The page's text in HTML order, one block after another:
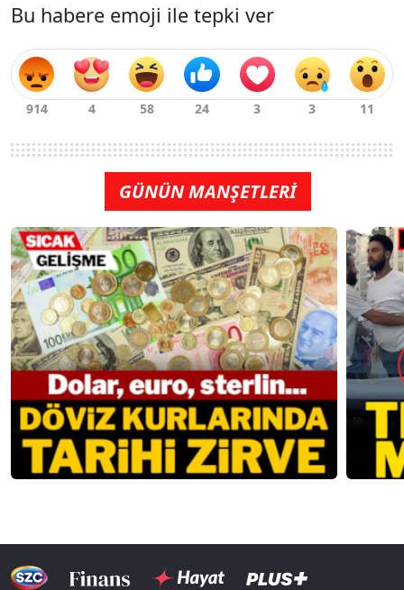
Bu habere emoji ile tepki ver
GÜNÜN MANŞETLERİ